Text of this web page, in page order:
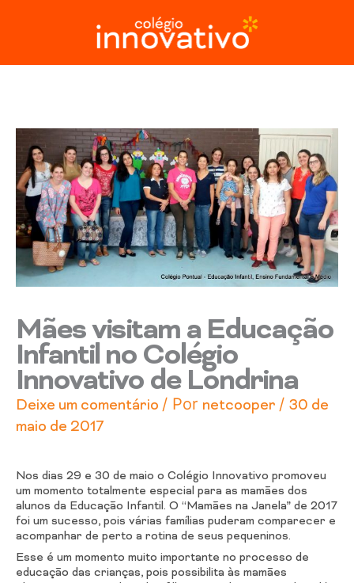
conteúdo
Mães visitam a Educação
Infantil no Colégio
Innovativo de Londrina
Deixe um comentário / Por netcooper / 30 de
maio de 2017
Nos dias 29 e 30 de maio o Colégio Innovativo promoveu
um momento totalmente especial para as mamães dos
alunos da Educação Infantil. O “Mamães na Janela” de 2017
foi um sucesso, pois várias famílias puderam comparecer e
acompanhar de perto a rotina de seus pequeninos.
Esse é um momento muito importante no processo de
educação das crianças, pois possibilita às mamães